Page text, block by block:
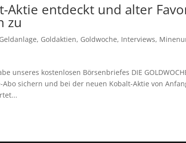
Aktie entdeckt und alter
zu
Geldanlage, Goldaktien, Goldwoche, Interviews,
unseres kostenlosen Börsenbriefes DIE
sichern und bei der neuen Kobalt-Aktie von